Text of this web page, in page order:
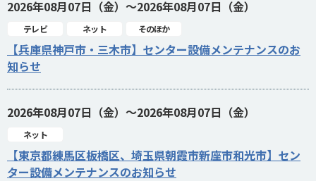
2026年08月07日（金）～2026年08月07日（金）
テレビ ネット そのほか
【兵庫県神戸市・三木市】センター設備メンテナンスのお
知らせ
2026年08月07日（金）～2026年08月07日（金）
ネット
【東京都練馬区板橋区、埼玉県朝霞市新座市和光市】セン
ター設備メンテナンスのお知らせ